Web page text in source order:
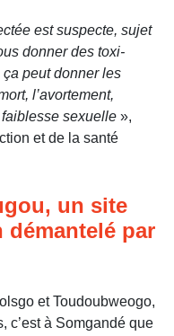
est suspecte, sujet
donner des toxi-
peut donner les
l’avortement,
faiblesse sexuelle »,
et de la santé
un site
démantelé par
et Toudoubweogo,
c’est à Somgandé que